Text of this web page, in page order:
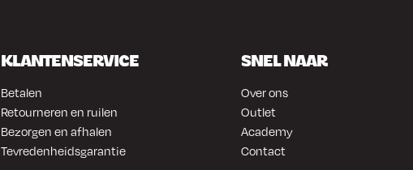
KLANTENSERVICE
Betalen
Retourneren en ruilen
Bezorgen en afhalen
Tevredenheidsgarantie
SNEL NAAR
Over ons
Outlet
Academy
Contact